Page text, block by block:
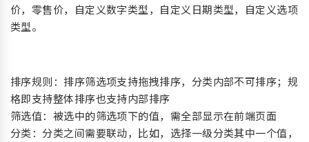
价，零售价，自定义数字类型，自定义日期类型，自定义选项
类型。
排序规则：排序筛选项支持拖拽排序，分类内部不可排序；规
格即支持整体排序也支持内部排序
筛选值：被选中的筛选项下的值，需全部显示在前端页面
分类：分类之间需要联动，比如，选择一级分类其中一个值，